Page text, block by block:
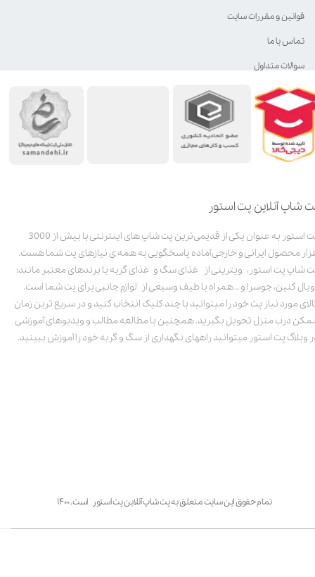
شاپ آنلاین پت استور
پت استور به عنوان یکی از قدیمی‌ترین پت شاپ های اینترنتی با بیش از 3000
محصول ایرانی و خارجی آماده پاسخگویی به همه ی نیازهای پت شما هست.
شاپ پت استور، ویترینی از غذای سگ و غذای گربه با برندهای معتبر مانند:
کنین، جوسرا و .. همراه با طیف وسیعی از لوازم جانبی برای پت شما است.
مورد نیاز پت خود را میتوانید با چند کلیک انتخاب کنید و در سریع ترین زمان
درب منزل تحویل بگیرید. همچنین با مطالعه مطالب و ویدیوهای آموزشی
وبلاگ پت استور میتوانید راههای نگهداری از سگ و گربه خود را آموزش ببینید.
تمام حقوق این سایت متعلق به پت شاپ آنلاین پت استور است. ۱۴۰۰
قوانین و مقررات سایت
تماس با ما
سوالات متداول